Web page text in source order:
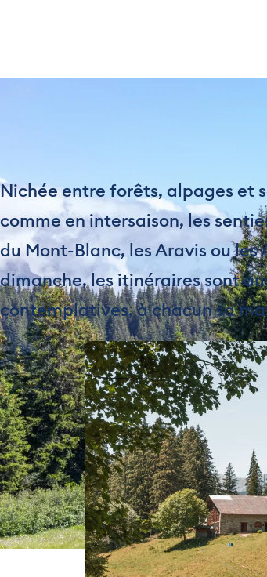
Nichée entre forêts, alpages et
comme en intersaison, les
du Mont-Blanc, les Aravis ou
dimanche, les itinéraires sont
contemplatives, à chacun sa